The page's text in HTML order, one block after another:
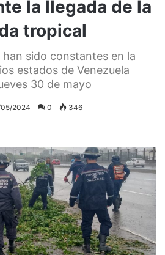
la llegada de la
tropical
sido constantes en la
estados de Venezuela
30 de mayo
2024 0 346